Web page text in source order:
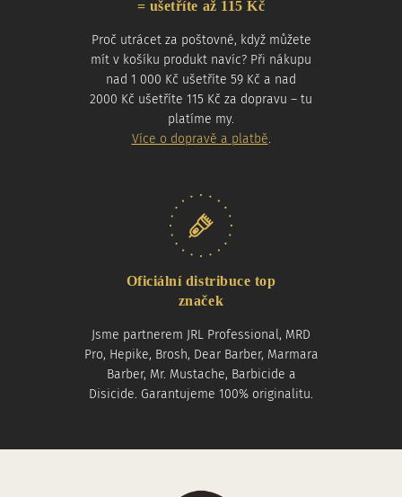
= ušetříte až 115 Kč
Proč utrácet za poštovné, když můžete
mít v košíku produkt navíc? Při nákupu
nad 1 000 Kč ušetříte 59 Kč a nad
2000 Kč ušetříte 115 Kč za dopravu – tu
platíme my.
Více o dopravě a platbě.
Oficiální distribuce top
značek
Jsme partnerem JRL Professional, MRD
Pro, Hepike, Brosh, Dear Barber, Marmara
Barber, Mr. Mustache, Barbicide a
Disicide. Garantujeme 100% originalitu.